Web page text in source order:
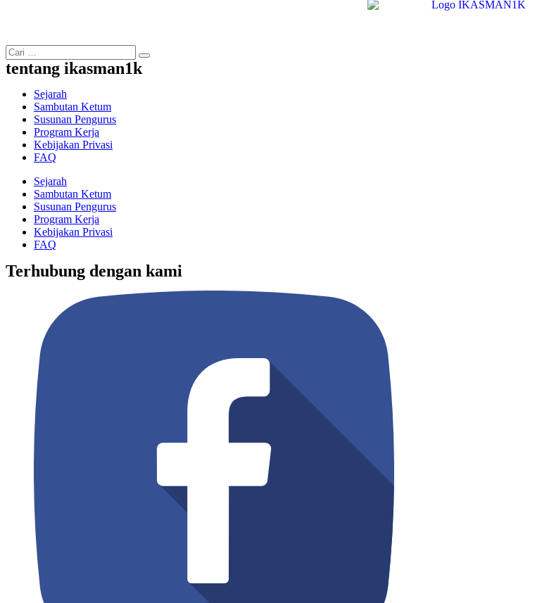
tentang ikasman1k
Sejarah
Sambutan Ketum
Susunan Pengurus
Program Kerja
Kebijakan Privasi
FAQ
Sejarah
Sambutan Ketum
Susunan Pengurus
Program Kerja
Kebijakan Privasi
FAQ
Terhubung dengan kami